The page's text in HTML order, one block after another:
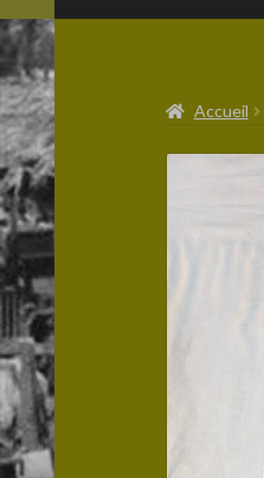
Accueil